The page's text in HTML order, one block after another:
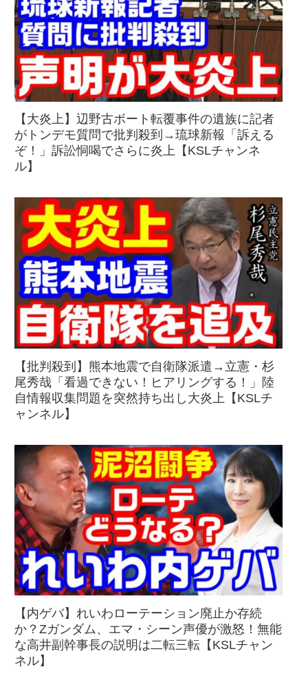
【大炎上】辺野古ボート転覆事件の遺族に記者
がトンデモ質問で批判殺到→琉球新報「訴える
ぞ！」訴訟恫喝でさらに炎上【KSLチャンネ
ル】
【批判殺到】熊本地震で自衛隊派遣→立憲・杉
尾秀哉「看過できない！ヒアリングする！」陸
自情報収集問題を突然持ち出し大炎上【KSLチ
ャンネル】
【内ゲバ】れいわローテーション廃止か存続
か？Zガンダム、エマ・シーン声優が激怒！無能
な高井副幹事長の説明は二転三転【KSLチャン
ネル】